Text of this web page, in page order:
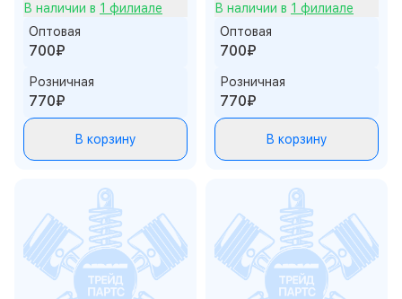
В наличии в 1 филиале
Оптовая
700₽
Розничная
770₽
В корзину
В наличии в 1 филиале
Оптовая
700₽
Розничная
770₽
В корзину